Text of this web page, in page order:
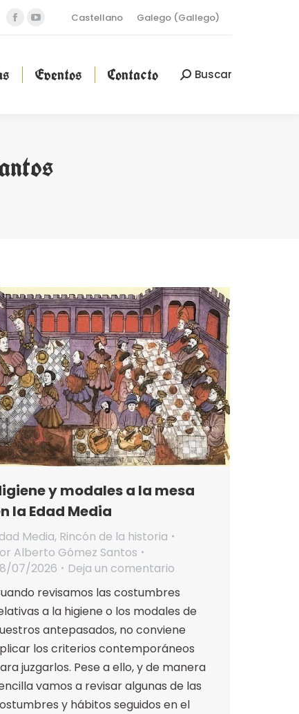
Facebook
in
YouTube
in
Castellano Galego (Gallego)
Eventos Contacto Buscar:
Buscar
y modales a la mesa
la Edad Media
Media, Rincón de la historia
Alberto Gómez Santos
07/2026
Deja un comentario
revisamos las costumbres
a la higiene o los modales de
antepasados, no conviene
los criterios contemporáneos
juzgarlos. Pese a ello, y de manera
vamos a revisar algunas de las
y hábitos seguidos en el
Eventos Contacto Buscar